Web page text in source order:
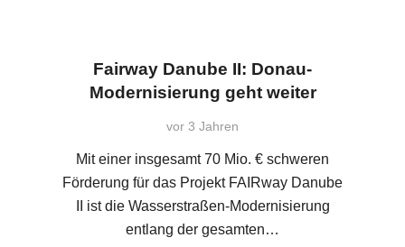
Fairway Danube II: Donau-
Modernisierung geht weiter
vor 3 Jahren
Mit einer insgesamt 70 Mio. € schweren
Förderung für das Projekt FAIRway Danube
II ist die Wasserstraßen-Modernisierung
entlang der gesamten…